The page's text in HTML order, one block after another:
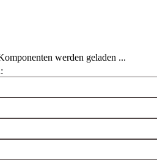
werden geladen ...